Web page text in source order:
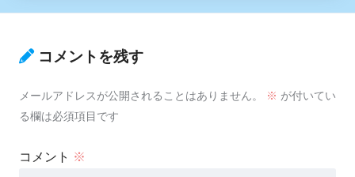
コメントを残す
メールアドレスが公開されることはありません。 ※ が付いてい
る欄は必須項目です
コメント ※